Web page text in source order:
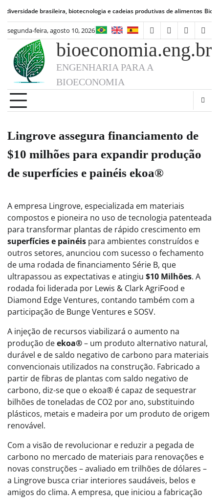
content
brasileira, biotecnologia e cadeias produtivas de alimentos Bioeconomia
segunda-feira, agosto 10, 2026 facebookinstagram
linkedin
bioeconomia.eng.br
ENGENHARIA PARA A
BIOECONOMIA
Lingrove assegura financiamento de
$10 milhões para expandir produção
de superfícies e painéis ekoa®
A empresa Lingrove, especializada em materiais
compostos e pioneira no uso de tecnologia patenteada
para transformar plantas de rápido crescimento em
superfícies e painéis para ambientes construídos e
outros setores, anunciou com sucesso o fechamento
de uma rodada de financiamento Série B, que
ultrapassou as expectativas e atingiu $10 Milhões. A
rodada foi liderada por Lewis & Clark AgriFood e
Diamond Edge Ventures, contando também com a
participação de Bunge Ventures e SOSV.
A injeção de recursos viabilizará o aumento na
produção deekoa®– um produto alternativo natural,
durável e de saldo negativo de carbono para materiais
convencionais utilizados na construção. Fabricado a
partir de fibras de plantas com saldo negativo de
carbono, diz-se que o ekoa® é capaz de sequestrar
bilhões de toneladas de CO2 por ano, substituindo
plásticos, metais e madeira por um produto de origem
renovável.
Com a visão de revolucionar e reduzir a pegada de
carbono no mercado de materiais para renovações e
novas construções – avaliado em trilhões de dólares –
a Lingrove busca criar interiores saudáveis, belos e
amigos do clima. A empresa, que iniciou a fabricação